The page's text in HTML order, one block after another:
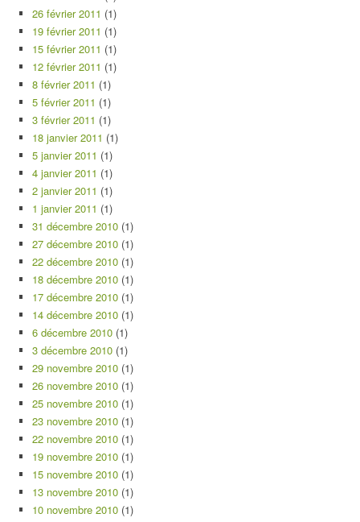
26 février 2011 (1)
19 février 2011 (1)
15 février 2011 (1)
12 février 2011 (1)
8 février 2011 (1)
5 février 2011 (1)
3 février 2011 (1)
18 janvier 2011 (1)
5 janvier 2011 (1)
4 janvier 2011 (1)
2 janvier 2011 (1)
1 janvier 2011 (1)
31 décembre 2010 (1)
27 décembre 2010 (1)
22 décembre 2010 (1)
18 décembre 2010 (1)
17 décembre 2010 (1)
14 décembre 2010 (1)
6 décembre 2010 (1)
3 décembre 2010 (1)
29 novembre 2010 (1)
26 novembre 2010 (1)
25 novembre 2010 (1)
23 novembre 2010 (1)
22 novembre 2010 (1)
19 novembre 2010 (1)
15 novembre 2010 (1)
13 novembre 2010 (1)
10 novembre 2010 (1)